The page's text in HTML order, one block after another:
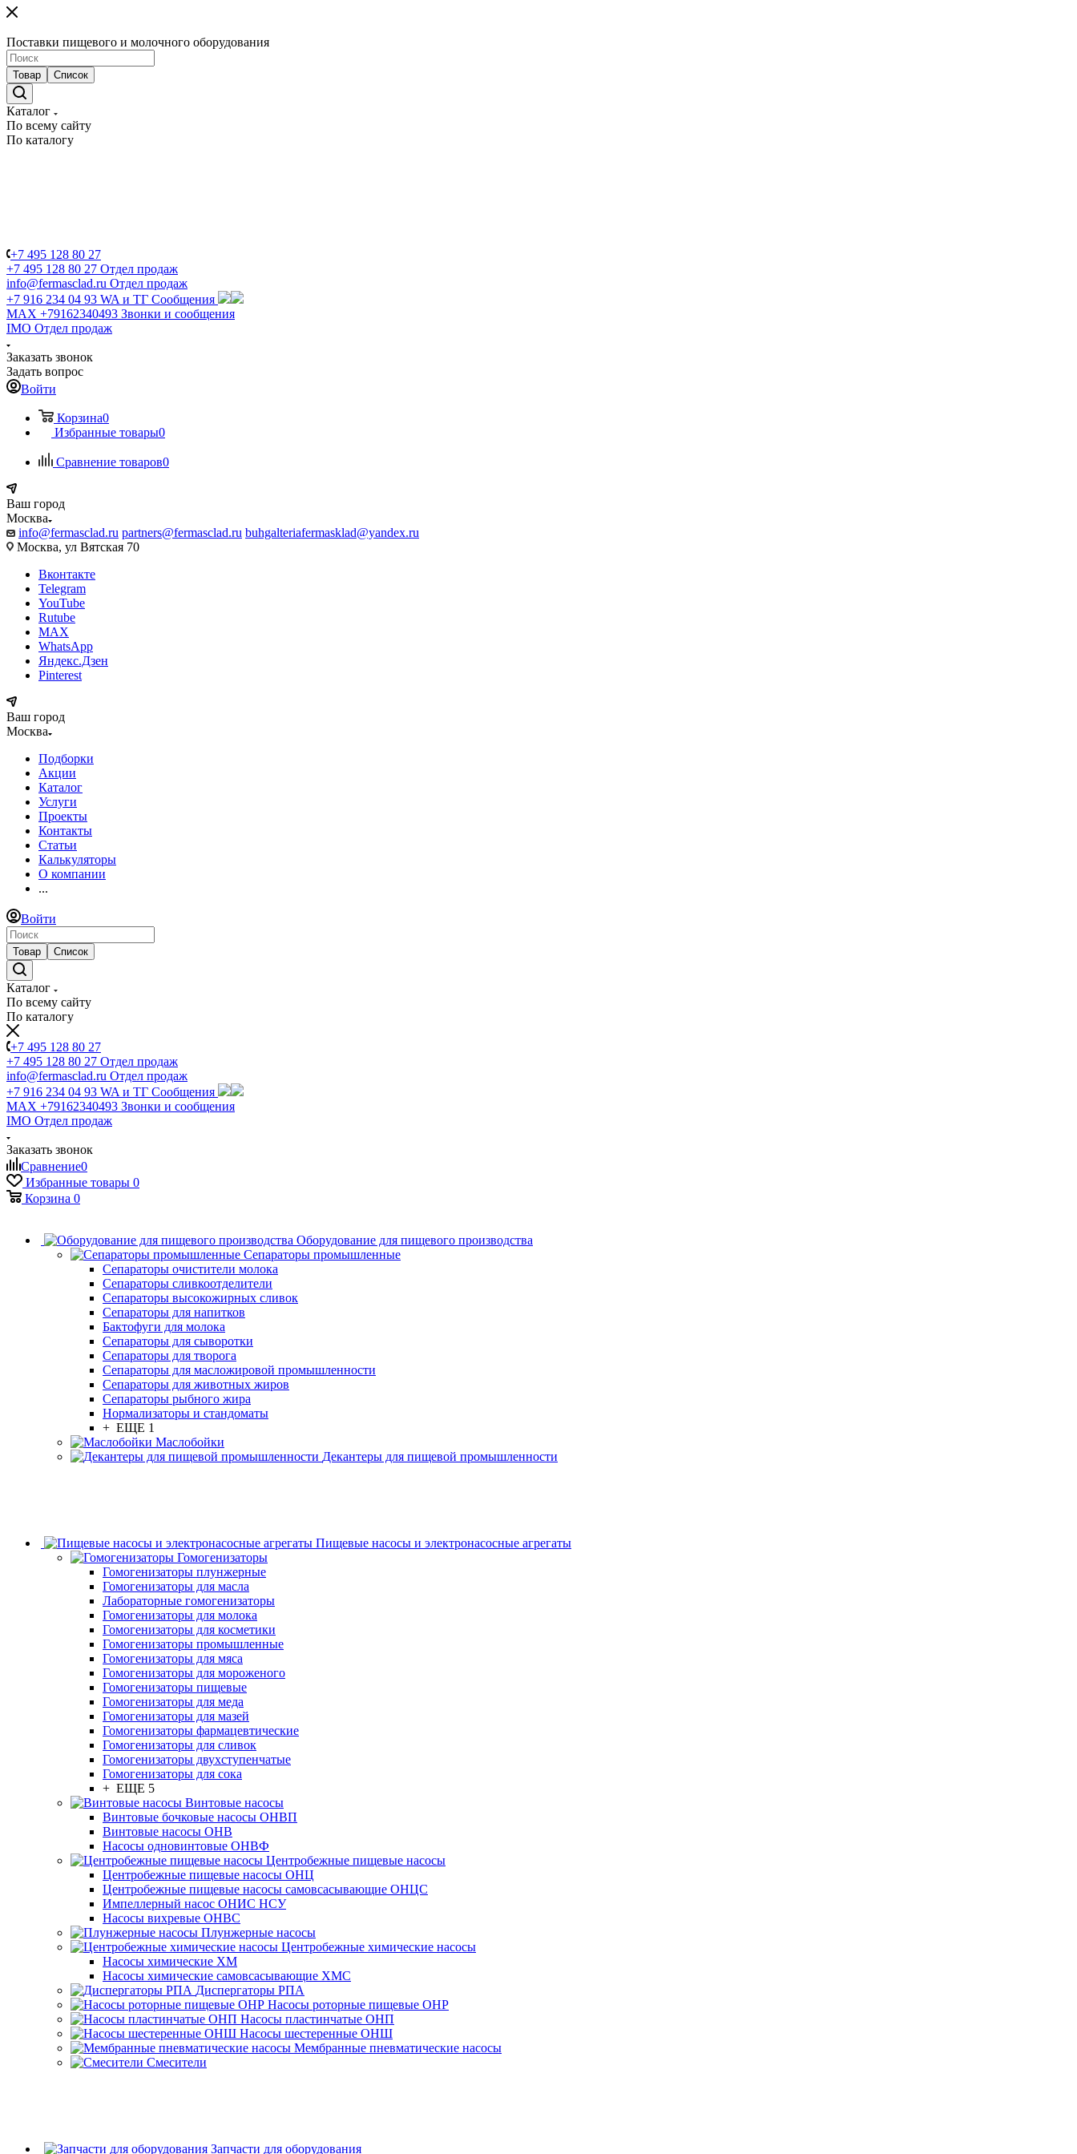
Поставки пищевого и молочного оборудования
Товар Список
Каталог
По всему сайту
По каталогу
+7 495 128 80 27
+7 495 128 80 27 Отдел продаж
info@fermasclad.ru Отдел продаж
+7 916 234 04 93 WA и ТГ Сообщения
MAX +79162340493 Звонки и сообщения
IMO Отдел продаж
Заказать звонок
Задать вопрос
Войти
Корзина0
Избранные товары0
Сравнение товаров0
Ваш город
Москва
info@fermasclad.ru partners@fermasclad.ru buhgalteriafermasklad@yandex.ru
Москва, ул Вятская 70
Вконтакте
Telegram
YouTube
Rutube
MAX
WhatsApp
Яндекс.Дзен
Pinterest
Ваш город
Москва
Подборки
Акции
Каталог
Услуги
Проекты
Контакты
Статьи
Калькуляторы
О компании
...
Войти
Товар Список
Каталог
По всему сайту
По каталогу
+7 495 128 80 27
+7 495 128 80 27 Отдел продаж
info@fermasclad.ru Отдел продаж
+7 916 234 04 93 WA и ТГ Сообщения
MAX +79162340493 Звонки и сообщения
IMO Отдел продаж
Заказать звонок
Сравнение0
Избранные товары 0
Корзина 0
Оборудование для пищевого производства
Сепараторы промышленные
Сепараторы очистители молока
Сепараторы сливкоотделители
Сепараторы высокожирных сливок
Сепараторы для напитков
Бактофуги для молока
Сепараторы для сыворотки
Сепараторы для творога
Сепараторы для масложировой промышленности
Сепараторы для животных жиров
Сепараторы рыбного жира
Нормализаторы и стандоматы
+ ЕЩЕ 1
Маслобойки
Декантеры для пищевой промышленности
Пищевые насосы и электронасосные агрегаты
Гомогенизаторы
Гомогенизаторы плунжерные
Гомогенизаторы для масла
Лабораторные гомогенизаторы
Гомогенизаторы для молока
Гомогенизаторы для косметики
Гомогенизаторы промышленные
Гомогенизаторы для мяса
Гомогенизаторы для мороженого
Гомогенизаторы пищевые
Гомогенизаторы для меда
Гомогенизаторы для мазей
Гомогенизаторы фармацевтические
Гомогенизаторы для сливок
Гомогенизаторы двухступенчатые
Гомогенизаторы для сока
+ ЕЩЕ 5
Винтовые насосы
Винтовые бочковые насосы ОНВП
Винтовые насосы ОНВ
Насосы одновинтовые ОНВФ
Центробежные пищевые насосы
Центробежные пищевые насосы ОНЦ
Центробежные пищевые насосы самовсасывающие ОНЦС
Импеллерный насос ОНИС НСУ
Насосы вихревые ОНВС
Плунжерные насосы
Центробежные химические насосы
Насосы химические ХМ
Насосы химические самовсасывающие ХМС
Диспергаторы РПА
Насосы роторные пищевые ОНР
Насосы пластинчатые ОНП
Насосы шестеренные ОНШ
Мембранные пневматические насосы
Смесители
Запчасти для оборудования